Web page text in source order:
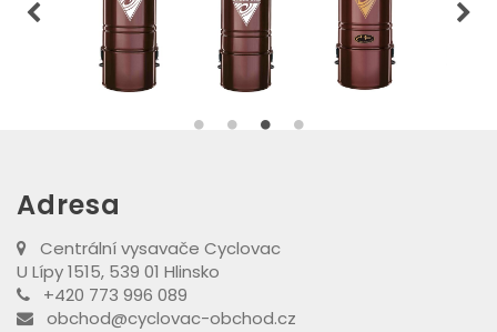
Adresa
Centrální vysavače Cyclovac
U Lípy 1515, 539 01 Hlinsko
+420 773 996 089
obchod@cyclovac-obchod.cz